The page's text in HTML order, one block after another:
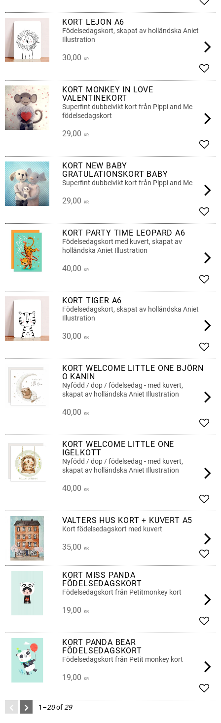
Add
KORT LEJON A6
Födelsedagskort, skapat av holländska Aniet
Illustration
30,00 KR
Add
KORT MONKEY IN LOVE
VALENTINEKORT
Superfint dubbelvikt kort från Pippi and Me
födelsedagskort
29,00 KR
Add
KORT NEW BABY
GRATULATIONSKORT BABY
Superfint dubbelvikt kort från Pippi and Me
29,00 KR
Add
KORT PARTY TIME LEOPARD A6
Födelsedagskort med kuvert, skapat av
holländska Aniet Illustration
40,00 KR
Add
KORT TIGER A6
Födelsedagskort, skapat av holländska Aniet
Illustration
30,00 KR
Add
KORT WELCOME LITTLE ONE BJÖRN
O KANIN
Nyfödd / dop / födelsedag - med kuvert,
skapat av holländska Aniet Illustration
40,00 KR
Add
KORT WELCOME LITTLE ONE
IGELKOTT
Nyfödd / dop / födelsedag - med kuvert,
skapat av holländska Aniet Illustration
40,00 KR
Add
VALTERS HUS KORT + KUVERT A5
Kort födelsedagskort med kuvert
35,00 KR
Add
KORT MISS PANDA
FÖDELSEDAGSKORT
Födelsedagskort från Petitmonkey kort
19,00 KR
Add
KORT PANDA BEAR
FÖDELSEDAGSKORT
Födelsedagskort från Petit monkey kort
19,00 KR
Add
1–20of 29